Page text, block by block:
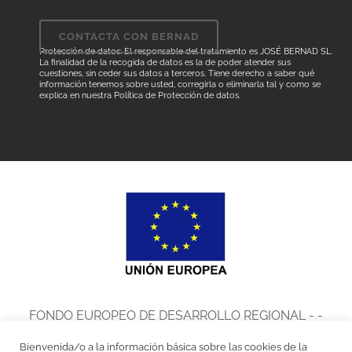
Protección de datos: El responsable del tratamiento es JOSÉ BERNAD SL.
La finalidad de la recogida de datos es la de poder atender sus
cuestiones, sin ceder sus datos a terceros. Tiene derecho a saber qué
información tenemos sobre usted, corregirla o eliminarla tal y como se
explica en nuestra Política de Protección de datos
FONDO EUROPEO DE DESARROLLO REGIONAL - -
Bienvenida/o a la información básica sobre las cookies de la